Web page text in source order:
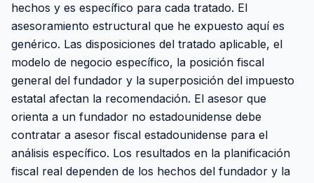
hechos y es específico para cada tratado. El
asesoramiento estructural que he expuesto aquí es
genérico. Las disposiciones del tratado aplicable, el
modelo de negocio específico, la posición fiscal
general del fundador y la superposición del impuesto
estatal afectan la recomendación. El asesor que
orienta a un fundador no estadounidense debe
contratar a asesor fiscal estadounidense para el
análisis específico. Los resultados en la planificación
fiscal real dependen de los hechos del fundador y la